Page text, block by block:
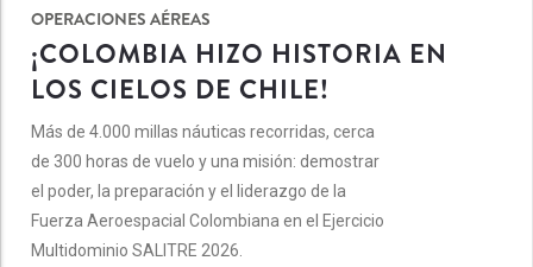
OPERACIONES AÉREAS
¡COLOMBIA HIZO HISTORIA EN
LOS CIELOS DE CHILE!
Más de 4.000 millas náuticas recorridas, cerca
de 300 horas de vuelo y una misión: demostrar
el poder, la preparación y el liderazgo de la
Fuerza Aeroespacial Colombiana en el Ejercicio
Multidominio SALITRE 2026.